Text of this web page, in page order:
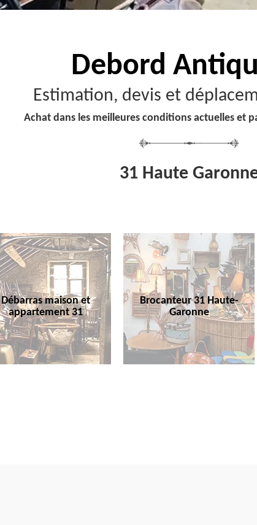
Debord
Estimation, devis et
Achat dans les meilleures conditions actuelles et
31 Haute
Débarras maison et
appartement 31
Brocanteur 31 Haute-
Garonne